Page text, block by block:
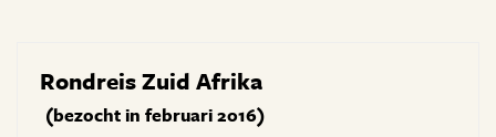
Rondreis Zuid Afrika
(bezocht in februari 2016)